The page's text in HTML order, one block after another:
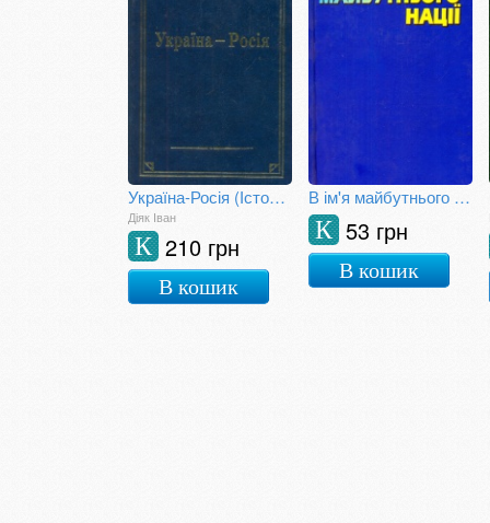
Україна-Росія (Історія та сучасність)
Діяк Іван
210 грн
К
В кошик
В ім'я майбутнього нації
53 грн
К
В кошик